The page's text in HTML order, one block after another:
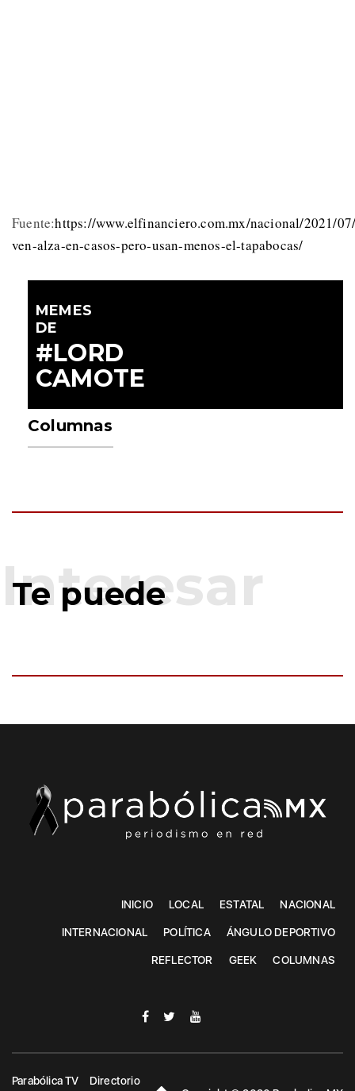
Fuente:https://www.elfinanciero.com.mx/nacional/2021/
ven-alza-en-casos-pero-usan-menos-el-tapabocas/
MEMES
DE
#LORD
CAMOTE
Columnas
Te puede
INICIO LOCAL ESTATAL NACIONAL
INTERNACIONAL POLÍTICA ÁNGULO DEPORTIVO
REFLECTOR GEEK COLUMNAS
Parabólica TV
Directorio